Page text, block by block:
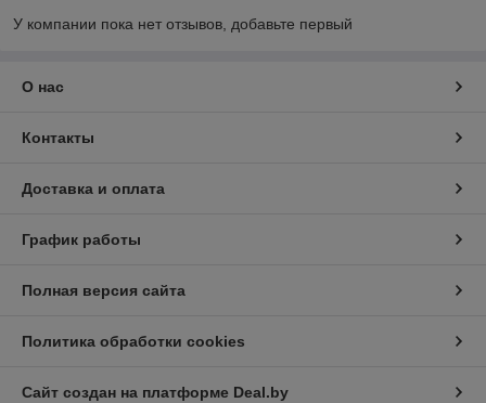
У компании пока нет отзывов, добавьте первый
О нас
Контакты
Доставка и оплата
График работы
Полная версия сайта
Политика обработки cookies
Сайт создан на платформе Deal.by